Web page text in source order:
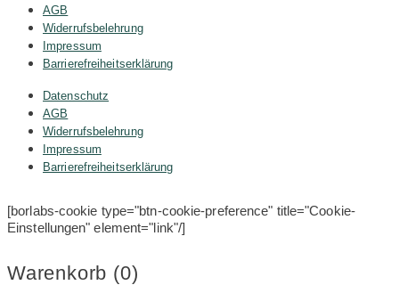
AGB
Widerrufsbelehrung
Impressum
Barrierefreiheitserklärung
Datenschutz
AGB
Widerrufsbelehrung
Impressum
Barrierefreiheitserklärung
[borlabs-cookie type="btn-cookie-preference" title="Cookie-
Einstellungen" element="link"/]
Warenkorb (0)